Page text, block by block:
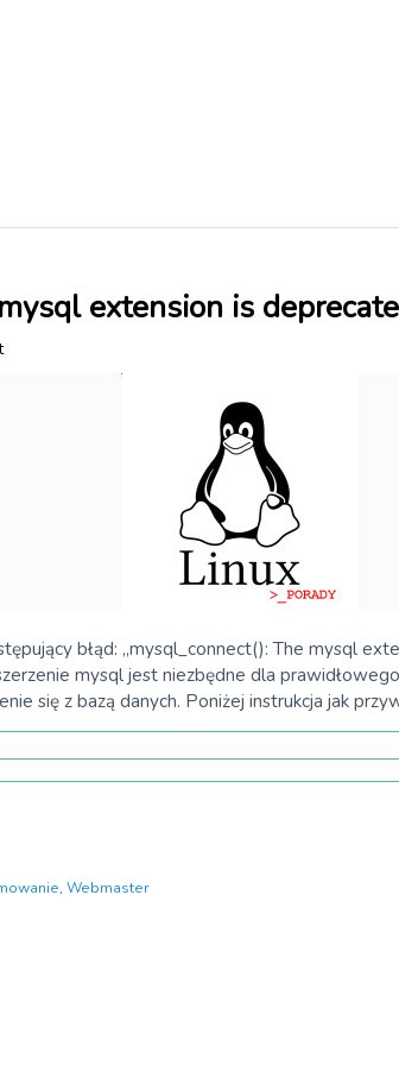
extension is
błąd: „mysql_connect(): The mysql
mysql jest niezbędne dla
się z bazą danych. Poniżej instrukcja jak
, Webmaster